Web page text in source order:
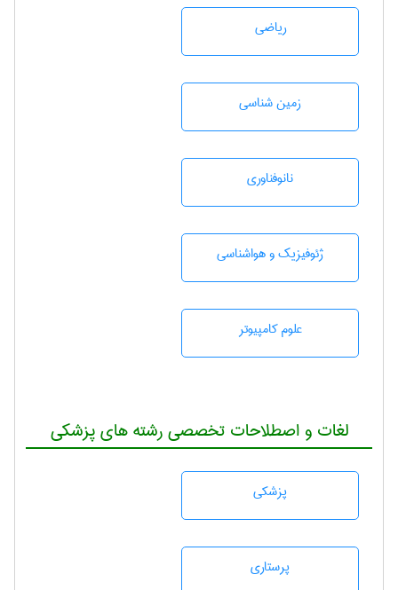
رياضی
زمين شناسی
نانوفناوری
ژئوفيزيك و هواشناسی
علوم کامپیوتر
لغات و اصطلاحات تخصصی رشته های پزشکی
پزشكی
پرستاری